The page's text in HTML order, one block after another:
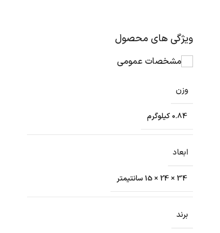
ویژگی های محصول
مشخصات عمومی
وزن
0.84 کیلوگرم
ابعاد
34 × 24 × 15 سانتیمتر
برند